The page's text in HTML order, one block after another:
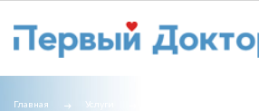
Главная Услуги